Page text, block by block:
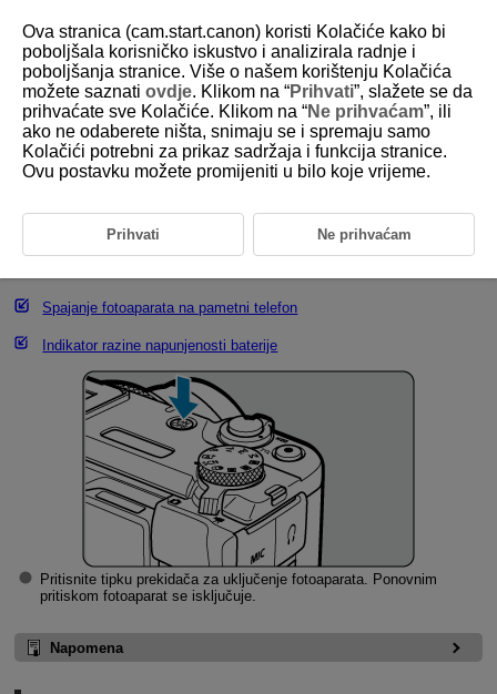
D292-018
Uključivanje
Podešavanje datuma, vremena i vremenske zone
Spajanje fotoaparata na pametni telefon
Indikator razine napunjenosti baterije
Pritisnite tipku prekidača za uključenje fotoaparata. Ponovnim
pritiskom fotoaparat se isključuje.
Napomena
Ova stranica (cam.start.canon) koristi Kolačiće kako bi
poboljšala korisničko iskustvo i analizirala radnje i
poboljšanja stranice. Više o našem korištenju Kolačića
možete saznati ovdje. Klikom na “Prihvati”, slažete se da
prihvaćate sve Kolačiće. Klikom na “Ne prihvaćam”, ili
ako ne odaberete ništa, snimaju se i spremaju samo
Kolačići potrebni za prikaz sadržaja i funkcija stranice.
Ovu postavku možete promijeniti u bilo koje vrijeme.
Prihvati Ne prihvaćam